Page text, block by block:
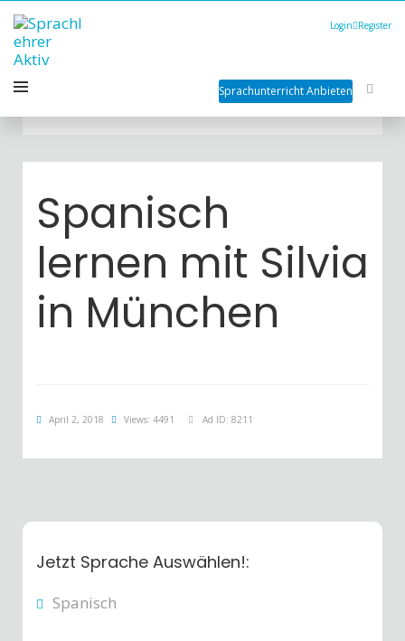
Login Register
Sprachunterricht Anbieten
Spanisch
lernen mit Silvia
in München
April 2, 2018 Views: 4491 Ad ID: 8211
Jetzt Sprache Auswählen!:
Spanisch